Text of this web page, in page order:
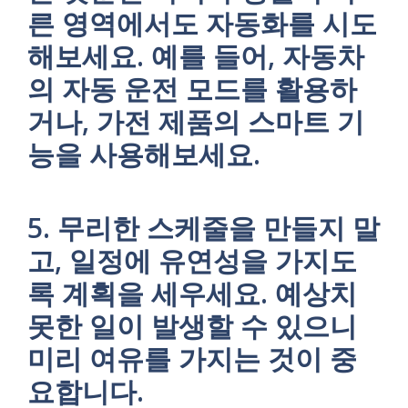
른 영역에서도 자동화를 시도
해보세요. 예를 들어, 자동차
의 자동 운전 모드를 활용하
거나, 가전 제품의 스마트 기
능을 사용해보세요.
5. 무리한 스케줄을 만들지 말
고, 일정에 유연성을 가지도
록 계획을 세우세요. 예상치
못한 일이 발생할 수 있으니
미리 여유를 가지는 것이 중
요합니다.